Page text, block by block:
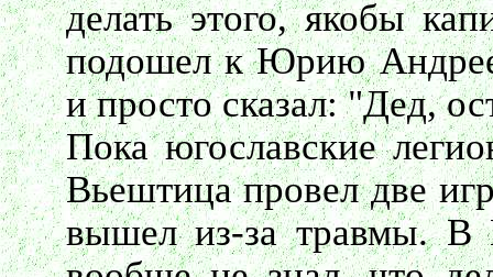
делать этого, якобы
подошел к Юрию
и просто сказал: "Дед,
Пока югославские
Вьештица провел две
вышел из-за травмы. В